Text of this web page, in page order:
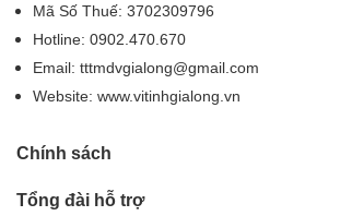
Mã Số Thuế: 3702309796
Hotline: 0902.470.670
Email: tttmdvgialong@gmail.com
Website: www.vitinhgialong.vn
Chính sách
Tổng đài hỗ trợ